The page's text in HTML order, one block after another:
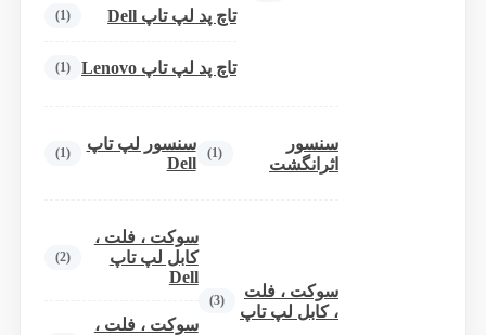
تاچ پد لپ تاپ Dell (1)
تاچ پد لپ تاپ Lenovo (1)
سنسور
اثرانگشت
(1)
سنسور لپ تاپ
Dell
(1)
سوکت ، فلت
، کابل لپ تاپ
(3)
سوکت ، فلت ،
کابل لپ تاپ
Dell
(2)
سوکت ، فلت ،